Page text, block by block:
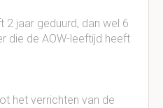
2 jaar geduurd, dan wel 6
die de AOW-leeftijd heeft
het verrichten van de